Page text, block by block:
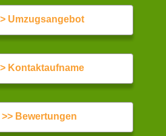
Umzugsangebot
Kontaktaufname
>> Bewertungen